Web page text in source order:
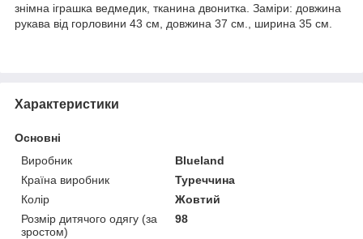
знімна іграшка ведмедик, тканина двонитка. Заміри: довжина
рукава від горловини 43 см, довжина 37 см., ширина 35 см.
Характеристики
Основні
Виробник
Blueland
Країна виробник
Туреччина
Колір
Жовтий
Розмір дитячого одягу (за
зростом)
98